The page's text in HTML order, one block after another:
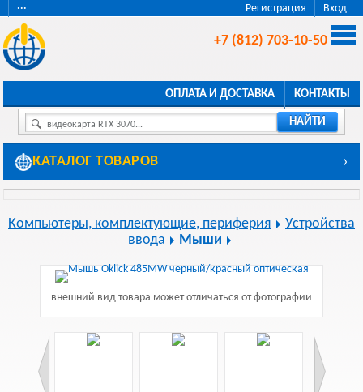
Регистрация Вход
···
+7 (812) 703-10-50
ОПЛАТА И ДОСТАВКА КОНТАКТЫ
видеокарта RTX 3070... НАЙТИ
КАТАЛОГ ТОВАРОВ ›
Компьютеры, комплектующие, периферия
Устройства
ввода
Мыши
внешний вид товара может отличаться от фотографии